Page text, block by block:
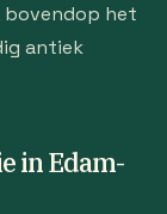
bovendop het
antiek
in Edam-